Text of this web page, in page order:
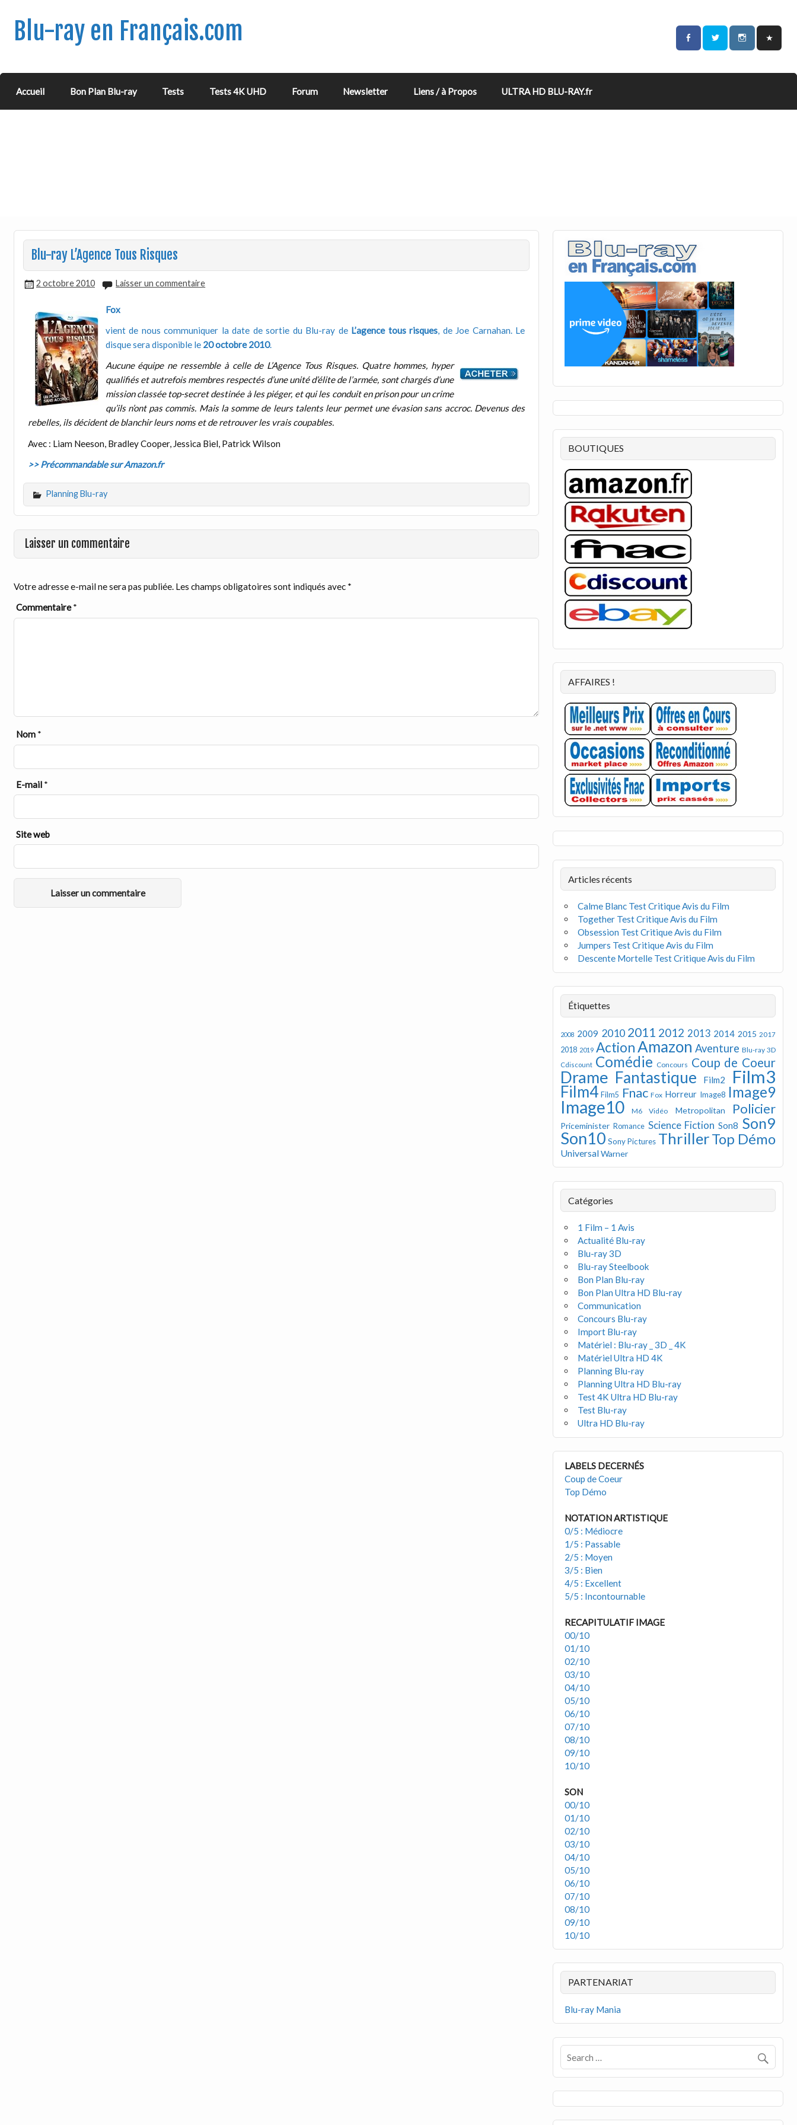
Blu-ray en Français.com
Accueil Bon Plan Blu-ray Tests Tests 4K UHD Forum Newsletter Liens / à Propos ULTRA HD BLU-RAY.fr
Blu-ray L’Agence Tous Risques
2 octobre 2010 Laisser un commentaire
Fox
vient de nous communiquer la date de sortie du Blu-ray de L’agence tous risques, de Joe Carnahan. Le
disque sera disponible le 20 octobre 2010.
Aucune équipe ne ressemble à celle de L’Agence Tous Risques. Quatre hommes, hyper
qualifiés et autrefois membres respectés d’une unité d’élite de l’armée, sont chargés d’une
mission classée top-secret destinée à les piéger, et qui les conduit en prison pour un crime
qu’ils n’ont pas commis. Mais la somme de leurs talents leur permet une évasion sans accroc. Devenus des
rebelles, ils décident de blanchir leurs noms et de retrouver les vrais coupables.
Avec : Liam Neeson, Bradley Cooper, Jessica Biel, Patrick Wilson
>> Précommandable sur Amazon.fr
Planning Blu-ray
Laisser un commentaire
Votre adresse e-mail ne sera pas publiée. Les champs obligatoires sont indiqués avec *
Commentaire*
Nom *
E-mail *
Site web
BOUTIQUES
AFFAIRES !
Articles récents
Calme Blanc Test Critique Avis du Film
Together Test Critique Avis du Film
Obsession Test Critique Avis du Film
Jumpers Test Critique Avis du Film
Descente Mortelle Test Critique Avis du Film
Étiquettes
2008 2009 2010 2011 2012 2013 2014 2015 2017
2018 2019 ActionAmazon Aventure Blu-ray 3D
Cdiscount Comédie Concours Coup de Coeur
Drame Fantastique Film2 Film3
Film4 Film5 Fnac Fox Horreur Image8 Image9
Image10 M6 Vidéo Metropolitan Policier
Priceminister Romance Science Fiction Son8 Son9
Son10 Sony Pictures ThrillerTop Démo
UniversalWarner
Catégories
1 Film – 1 Avis
Actualité Blu-ray
Blu-ray 3D
Blu-ray Steelbook
Bon Plan Blu-ray
Bon Plan Ultra HD Blu-ray
Communication
Concours Blu-ray
Import Blu-ray
Matériel : Blu-ray _ 3D _ 4K
Matériel Ultra HD 4K
Planning Blu-ray
Planning Ultra HD Blu-ray
Test 4K Ultra HD Blu-ray
Test Blu-ray
Ultra HD Blu-ray
LABELS DECERNÉS
Coup de Coeur
Top Démo
NOTATION ARTISTIQUE
0/5 : Médiocre
1/5 : Passable
2/5 : Moyen
3/5 : Bien
4/5 : Excellent
5/5 : Incontournable
RECAPITULATIF IMAGE
00/10
01/10
02/10
03/10
04/10
05/10
06/10
07/10
08/10
09/10
10/10
SON
00/10
01/10
02/10
03/10
04/10
05/10
06/10
07/10
08/10
09/10
10/10
PARTENARIAT
Blu-ray Mania